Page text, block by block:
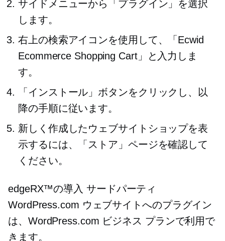
サイドメニューから「プラグイン」を選択
します。
右上の検索アイコンを使用して、「Ecwid
Ecommerce Shopping Cart」と入力しま
す。
「インストール」ボタンをクリックし、以
降の手順に従います。
新しく作成したウェブサイトショップを表
示するには、「ストア」ページを確認して
ください。
edgeRX™の導入 サードパーティ
WordPress.com ウェブサイトへのプラグイン
は、WordPress.com ビジネス プランで利用で
きます。